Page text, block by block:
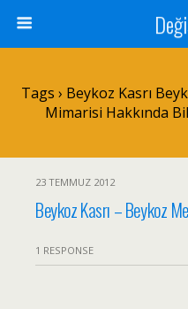
Tags › Beykoz Kasrı
Mimarisi Hakkında
23 TEMMUZ 2012
Beykoz Kasrı – Beykoz
1 RESPONSE